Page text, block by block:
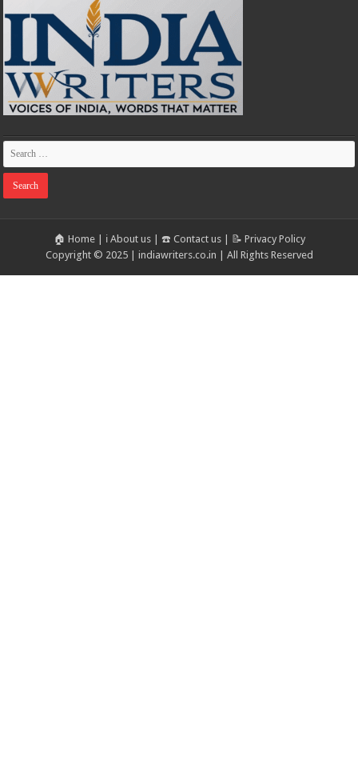
🏠 Home| ℹ️ About us| ☎️ Contact us| 📝 Privacy Policy
Copyright © 2025 | indiawriters.co.in | All Rights Reserved